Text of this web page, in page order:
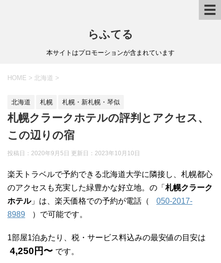
☰
らふてる
本サイトはプロモーションが含まれています
HOME > 北海道 >
北海道 札幌 札幌・新札幌・琴似
札幌クラークホテルの評判とアクセス、
この辺りの宿
投稿日：2020年9月5日 更新日： 2023年10月10日
楽天トラベルで予約できる北海道大学に隣接し、札幌都心
のアクセスも充実した緑豊かな好立地。の「 札幌クラーク
ホテル」は、楽天価格での予約が電話（
050-2017-
8989
）で可能です。
1部屋1泊あたり、税・サービス料込みの最安値の目安は
4,250円〜 です。